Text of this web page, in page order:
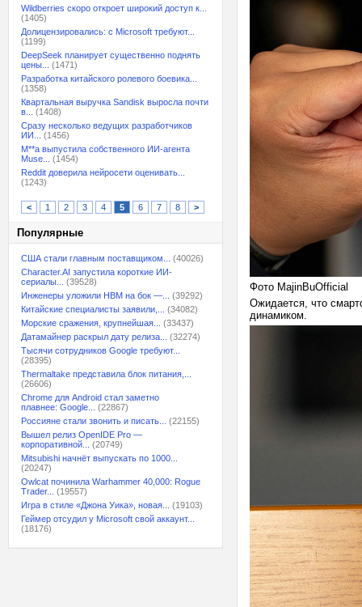
Wildberries скоро откроет широкий доступ к...
(1405)
Долицензировались: с Microsoft требуют...
(1199)
DeepSeek планирует существенно поднять
цены...
(1471)
Разработка китайского ролевого боевика...
(1358)
Квартальная выручка Sandisk выросла почти
в...
(1408)
Сразу несколько ведущих разработчиков
ИИ...
(1456)
M**a выпустила собственного ИИ-агента
Muse...
(1454)
Reddit доверила нейросети оценивать...
(1243)
< 1 2 3 4 5 6 7 8 >
Популярные
США стали главным поставщиком...
(40026)
Character.AI запустила короткие ИИ-
сериалы...
(39528)
Инженеры уложили HBM на бок —...
(39292)
Китайские специалисты заявили,...
(34082)
Морские сражения, крупнейшая...
(33437)
Датамайнер раскрыл дату релиза...
(32274)
Тысячи сотрудников Google требуют...
(28395)
Thermaltake представила блок питания,...
(26606)
Chrome для Android стал заметно
плавнее: Google...
(22867)
Россияне стали звонить и писать...
(22155)
Вышел релиз OpenIDE Pro —
корпоративной...
(20749)
Mitsubishi начнёт выпускать по 1000...
(20247)
Owlcat починила Warhammer 40,000: Rogue
Trader...
(19557)
Игра в стиле «Джона Уика», новая...
(19103)
Геймер отсудил у Microsoft свой аккаунт...
(18176)
Фото MajinBuOfficial
Ожидается, что
динамиком.